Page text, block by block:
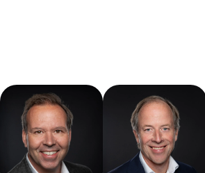
Erwin
Schwartz
erwin@stretched.nl
+31 653 74 79 51